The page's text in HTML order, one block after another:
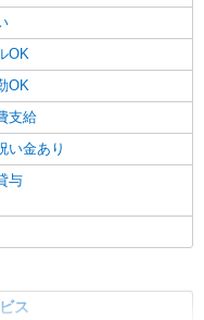
OK
OK
支給
い金あり
与
ス